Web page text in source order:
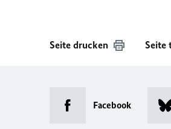
Seite drucken Seite
Facebook